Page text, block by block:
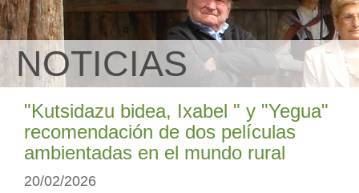
NOTICIAS
"Kutsidazu bidea, Ixabel " y "Yegua"
recomendación de dos películas
ambientadas en el mundo rural
20/02/2026